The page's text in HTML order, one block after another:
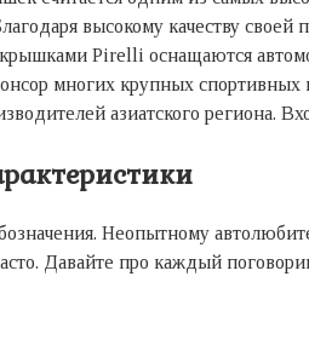
высокому качеству своей
Pirelli оснащаются
многих крупных
азиатского региона.
Неопытному
Давайте про каждый